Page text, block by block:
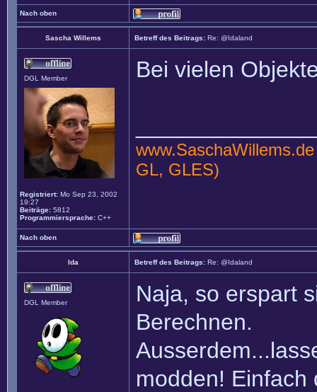
Nach oben
Sascha Willems Betreff des Beitrags: Re: @Idaland
DGL Member
Registriert: Mo Sep 23, 2002
19:27
Beiträge: 5812
Programmiersprache: C++
Bei vielen
www.SaschaWillems.de
GL, GLES)
Nach oben
Ida Betreff des Beitrags: Re: @Idaland
DGL Member
Naja, so erspart
Berechnen.
modden! Einfach